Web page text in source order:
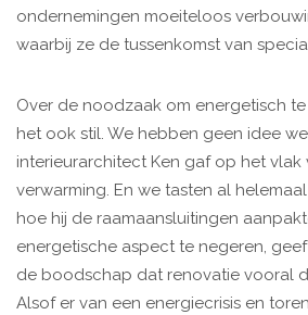
ondernemingen moeiteloos
waarbij ze de tussenkomst van
Over de noodzaak om energetisch
het ook stil. We hebben geen idee
interieurarchitect Ken gaf op het vlak
verwarming. En we tasten al
hoe hij de raamaansluitingen
energetische aspect te negeren,
de boodschap dat renovatie vooral
Alsof er van een energiecrisis en